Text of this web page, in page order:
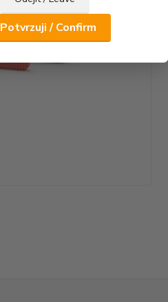
Potvrzuji / Confirm